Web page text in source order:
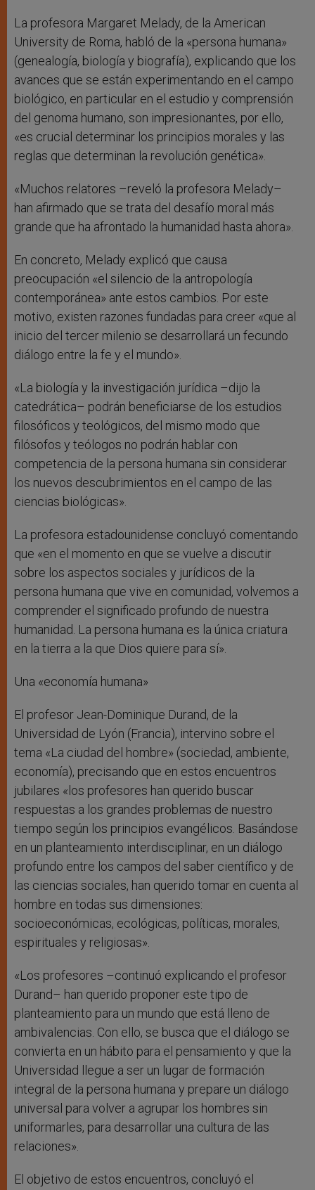
La profesora Margaret Melady, de la American
University de Roma, habló de la «persona humana»
(genealogía, biología y biografía), explicando que los
avances que se están experimentando en el campo
biológico, en particular en el estudio y comprensión
del genoma humano, son impresionantes, por ello,
«es crucial determinar los principios morales y las
reglas que determinan la revolución genética».
«Muchos relatores –reveló la profesora Melady–
han afirmado que se trata del desafío moral más
grande que ha afrontado la humanidad hasta ahora».
En concreto, Melady explicó que causa
preocupación «el silencio de la antropología
contemporánea» ante estos cambios. Por este
motivo, existen razones fundadas para creer «que al
inicio del tercer milenio se desarrollará un fecundo
diálogo entre la fe y el mundo».
«La biología y la investigación jurídica –dijo la
catedrática– podrán beneficiarse de los estudios
filosóficos y teológicos, del mismo modo que
filósofos y teólogos no podrán hablar con
competencia de la persona humana sin considerar
los nuevos descubrimientos en el campo de las
ciencias biológicas».
La profesora estadounidense concluyó comentando
que «en el momento en que se vuelve a discutir
sobre los aspectos sociales y jurídicos de la
persona humana que vive en comunidad, volvemos a
comprender el significado profundo de nuestra
humanidad. La persona humana es la única criatura
en la tierra a la que Dios quiere para sí».
Una «economía humana»
El profesor Jean-Dominique Durand, de la
Universidad de Lyón (Francia), intervino sobre el
tema «La ciudad del hombre» (sociedad, ambiente,
economía), precisando que en estos encuentros
jubilares «los profesores han querido buscar
respuestas a los grandes problemas de nuestro
tiempo según los principios evangélicos. Basándose
en un planteamiento interdisciplinar, en un diálogo
profundo entre los campos del saber científico y de
las ciencias sociales, han querido tomar en cuenta al
hombre en todas sus dimensiones:
socioeconómicas, ecológicas, políticas, morales,
espirituales y religiosas».
«Los profesores –continuó explicando el profesor
Durand– han querido proponer este tipo de
planteamiento para un mundo que está lleno de
ambivalencias. Con ello, se busca que el diálogo se
convierta en un hábito para el pensamiento y que la
Universidad llegue a ser un lugar de formación
integral de la persona humana y prepare un diálogo
universal para volver a agrupar los hombres sin
uniformarles, para desarrollar una cultura de las
relaciones».
El objetivo de estos encuentros, concluyó el